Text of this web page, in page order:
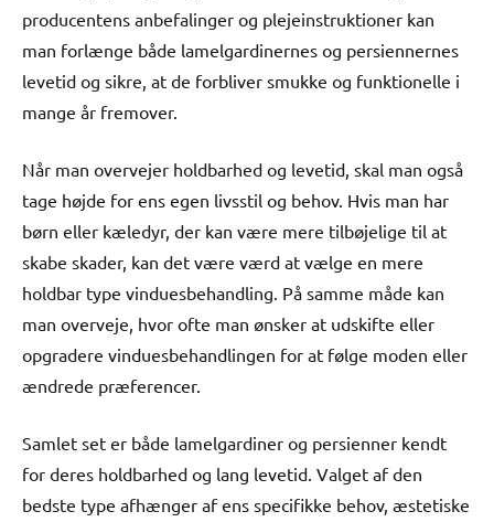
producentens anbefalinger og plejeinstruktioner kan
man forlænge både lamelgardinernes og persiennernes
levetid og sikre, at de forbliver smukke og funktionelle i
mange år fremover.
Når man overvejer holdbarhed og levetid, skal man også
tage højde for ens egen livsstil og behov. Hvis man har
børn eller kæledyr, der kan være mere tilbøjelige til at
skabe skader, kan det være værd at vælge en mere
holdbar type vinduesbehandling. På samme måde kan
man overveje, hvor ofte man ønsker at udskifte eller
opgradere vinduesbehandlingen for at følge moden eller
ændrede præferencer.
Samlet set er både lamelgardiner og persienner kendt
for deres holdbarhed og lang levetid. Valget af den
bedste type afhænger af ens specifikke behov, æstetiske